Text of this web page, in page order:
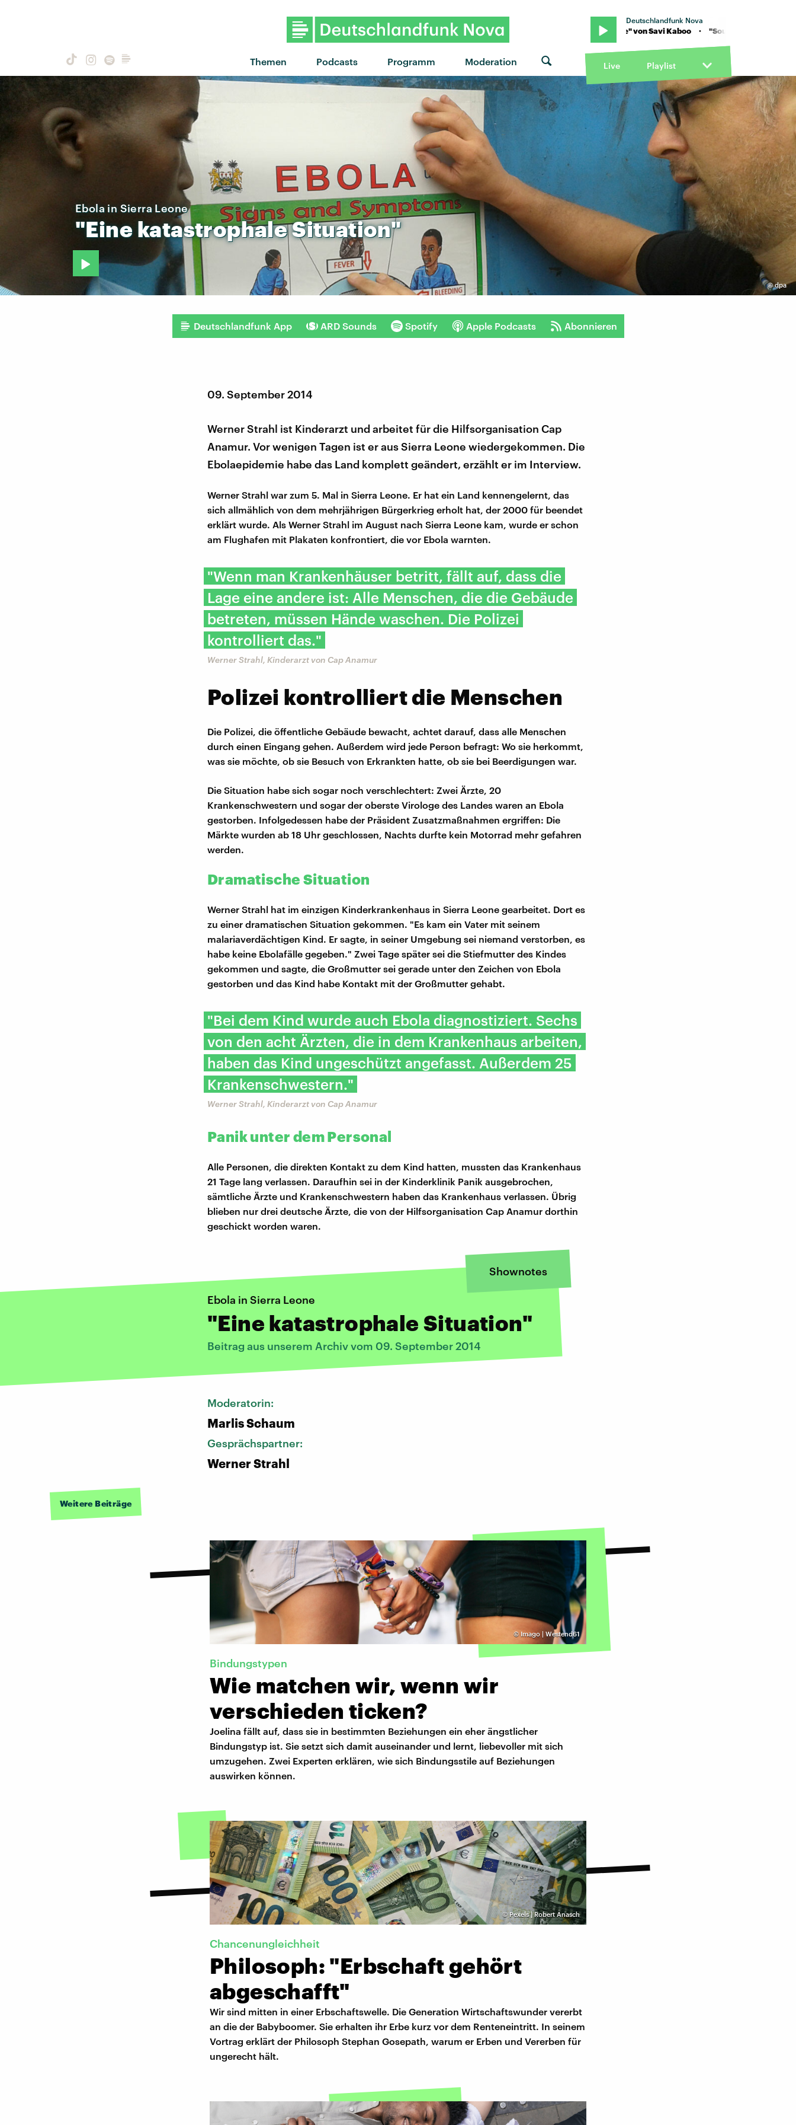
Themen Podcasts Programm Moderation
Deutschlandfunk Nova
"Soulmate" von Savi Kaboo · "Soulmate" von Savi Kaboo · "Soulmate" von Savi Kaboo
Live Playlist
©dpa
Ebola in Sierra Leone
"Eine katastrophaleSituation"
Deutschlandfunk App ARD Sounds Spotify Apple Podcasts Abonnieren
09. September 2014
Werner Strahl ist Kinderarzt und arbeitet für die Hilfsorganisation Cap
Anamur. Vor wenigen Tagen ist er aus Sierra Leone wiedergekommen. Die
Ebolaepidemie habe das Land komplett geändert, erzählt er im Interview.
Werner Strahl war zum 5. Mal in Sierra Leone. Er hat ein Land kennengelernt, das
sich allmählich von dem mehrjährigen Bürgerkrieg erholt hat, der 2000 für beendet
erklärt wurde. Als Werner Strahl im August nach Sierra Leone kam, wurde er schon
am Flughafen mit Plakaten konfrontiert, die vor Ebola warnten.
"Wenn man Krankenhäuser betritt, fällt auf, dass die
Lage eine andere ist: Alle Menschen, die die Gebäude
betreten, müssen Hände waschen. Die Polizei
kontrolliert das."
Werner Strahl, Kinderarzt von Cap Anamur
Polizei kontrolliert die Menschen
Die Polizei, die öffentliche Gebäude bewacht, achtet darauf, dass alle Menschen
durch einen Eingang gehen. Außerdem wird jede Person befragt: Wo sie herkommt,
was sie möchte, ob sie Besuch von Erkrankten hatte, ob sie bei Beerdigungen war.
Die Situation habe sich sogar noch verschlechtert: Zwei Ärzte, 20
Krankenschwestern und sogar der oberste Virologe des Landes waren an Ebola
gestorben. Infolgedessen habe der Präsident Zusatzmaßnahmen ergriffen: Die
Märkte wurden ab 18 Uhr geschlossen, Nachts durfte kein Motorrad mehr gefahren
werden.
Dramatische Situation
Werner Strahl hat im einzigen Kinderkrankenhaus in Sierra Leone gearbeitet. Dort es
zu einer dramatischen Situation gekommen. "Es kam ein Vater mit seinem
malariaverdächtigen Kind. Er sagte, in seiner Umgebung sei niemand verstorben, es
habe keine Ebolafälle gegeben." Zwei Tage später sei die Stiefmutter des Kindes
gekommen und sagte, die Großmutter sei gerade unter den Zeichen von Ebola
gestorben und das Kind habe Kontakt mit der Großmutter gehabt.
"Bei dem Kind wurde auch Ebola diagnostiziert. Sechs
von den acht Ärzten, die in dem Krankenhaus arbeiten,
haben das Kind ungeschützt angefasst. Außerdem 25
Krankenschwestern."
Werner Strahl, Kinderarzt von Cap Anamur
Panik unter dem Personal
Alle Personen, die direkten Kontakt zu dem Kind hatten, mussten das Krankenhaus
21 Tage lang verlassen. Daraufhin sei in der Kinderklinik Panik ausgebrochen,
sämtliche Ärzte und Krankenschwestern haben das Krankenhaus verlassen. Übrig
blieben nur drei deutsche Ärzte, die von der Hilfsorganisation Cap Anamur dorthin
geschickt worden waren.
Shownotes
Ebola in Sierra Leone
"Eine katastrophale Situation"
Beitrag aus unserem Archiv vom 09. September 2014
Moderatorin:
Marlis Schaum
Gesprächspartner:
Werner Strahl
Weitere Beiträge
© Imago | Westend61
Bindungstypen
Wie matchen wir, wenn wir
verschieden ticken?
Joelina fällt auf, dass sie in bestimmten Beziehungen ein eher ängstlicher
Bindungstyp ist. Sie setzt sich damit auseinander und lernt, liebevoller mit sich
umzugehen. Zwei Experten erklären, wie sich Bindungsstile auf Beziehungen
auswirken können.
©Pexels | Robert Anasch
Chancenungleichheit
Philosoph: "Erbschaft gehört
abgeschafft"
Wir sind mitten in einer Erbschaftswelle. Die Generation Wirtschaftswunder vererbt
an die der Babyboomer. Sie erhalten ihr Erbe kurz vor dem Renteneintritt. In seinem
Vortrag erklärt der Philosoph Stephan Gosepath, warum er Erben und Vererben für
ungerecht hält.